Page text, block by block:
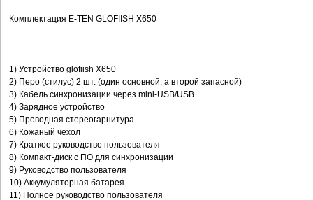
Комплектация E-TEN GLOFIISH X650
1) Устройство glofiish X650
2) Перо (стилус) 2 шт. (один основной, а второй запасной)
3) Кабель синхронизации через mini-USB/USB
4) Зарядное устройство
5) Проводная стереогарнитура
6) Кожаный чехол
7) Краткое руководство пользователя
8) Компакт-диск с ПО для синхронизации
9) Руководство пользователя
10) Аккумуляторная батарея
11) Полное руководство пользователя